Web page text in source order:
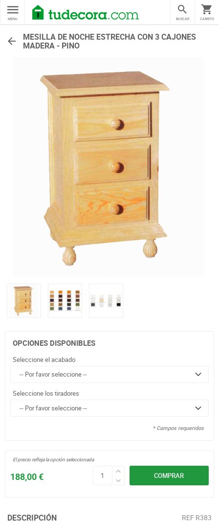
MENU CARRITO
BUSCAR
MESILLA DE NOCHE ESTRECHA CON 3 CAJONES
MADERA - PINO
OPCIONES DISPONIBLES
Seleccione el acabado
Seleccione los tiradores
* Campos requeridos
COMPRAR
188,00 €
El precio refleja la opción seleccionada
DESCRIPCIÓN REF R383